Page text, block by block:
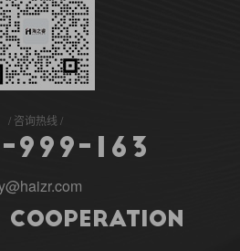
咨询热线
- 9 9 9 - 6 3
/ Cooperation